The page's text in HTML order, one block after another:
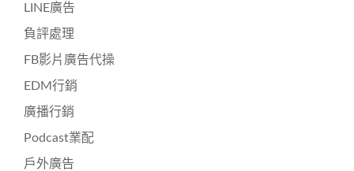
LINE廣告
負評處理
FB影片廣告代操
EDM行銷
廣播行銷
Podcast業配
戶外廣告